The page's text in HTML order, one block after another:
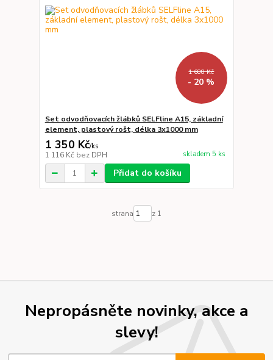
1 688 Kč
- 20 %
Set odvodňovacích žlábků SELFline A15, základní
element, plastový rošt, délka 3x1000 mm
1 350 Kč/ks
1 116 Kč bez DPH skladem 5 ks
Přidat do košíku
strana z 1
Nepropásněte novinky, akce a
slevy!